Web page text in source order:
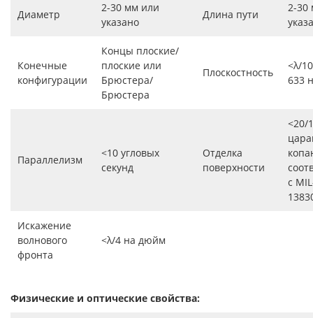
Диаметр
2-30 мм или
указано
Длина пути
2-30
Конечные
конфигурации
Концы плоские/
плоские или
Брюстера/
Брюстера
Плоскостность
<λ/
633
Параллелизм
<10 угловых
секунд
Отделка
поверхности
<20/
с
Искажение
волнового
фронта
<λ/4 на дюйм
Физические и оптические свойства: